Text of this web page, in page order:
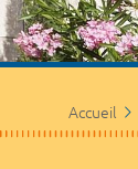
Accueil